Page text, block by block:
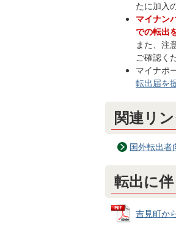
たに加入
マイナン
での転出
また、注
ご確認く
マイナポ
転出届を
関連リ
国外転出者
転出に
吉見町か